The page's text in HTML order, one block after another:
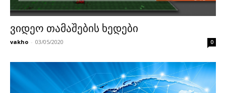
ვიდეო თამაშების ხედები
vakho - 03/05/2020 0